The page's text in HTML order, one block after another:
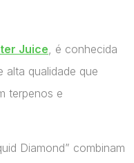
Juice, é conhecida
alta qualidade que
terpenos e
Diamond” combinam